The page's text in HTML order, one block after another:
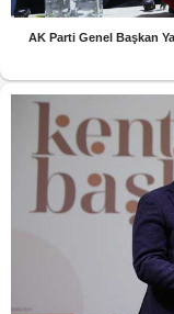
AK Parti Genel Başkan